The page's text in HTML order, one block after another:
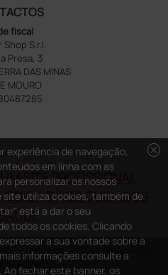
fiscal
Shop S.r.l.
Presa, 3
DAS MINAS
MOURO
SITE PROFISSIONAL
E AOS CUIDADOS
- Todos os direitos reservados -
cancel
experiência de navegação,
em linha com as
personalizar os nossos
utiliza cookies, também de
está a dar o seu
todos os cookies. Clicando
a sua vontade sobre à
informações consulte a
Ao fechar este banner, os